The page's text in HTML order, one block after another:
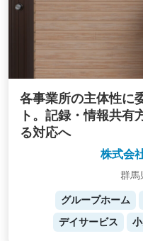
各事業所の主体性に
ト。記録・情報共有
る対応へ
株式会
群馬
グループホーム
デイサービス